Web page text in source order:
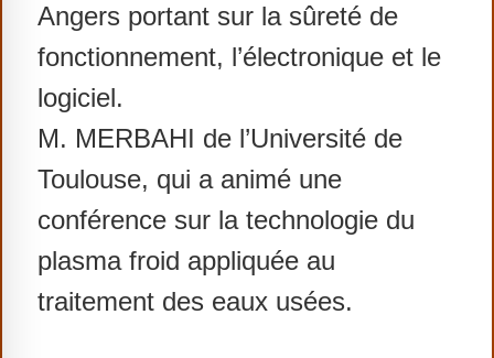
Angers portant sur la sûreté de
fonctionnement, l’électronique et le
logiciel.
M. MERBAHI de l’Université de
Toulouse, qui a animé une
conférence sur la technologie du
plasma froid appliquée au
traitement des eaux usées.